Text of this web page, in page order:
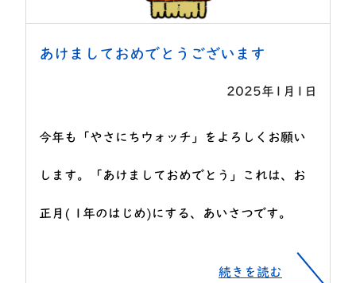
あけましておめでとうございます
2025年1月1日
今年も「やさにちウォッチ」をよろしくお願い
します。「あけましておめでとう」これは、お
正月( 1年のはじめ)にする、あいさつです。
続きを読む